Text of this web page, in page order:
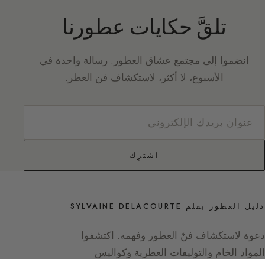
تلقَّ حكايات عطورنا
انضموا إلى مجتمع عشاق العطور. رسالة واحدة في
الأسبوع، لا أكثر، لاستكشاف فن العطر.
اشترِك
دليل العطور بقلم SYLVAINE DELACOURTE
دعوة لاستكشاف فنّ العطور وفهمه. اكتشفوا
المواد الخام والتوليفات العطرية وكواليس